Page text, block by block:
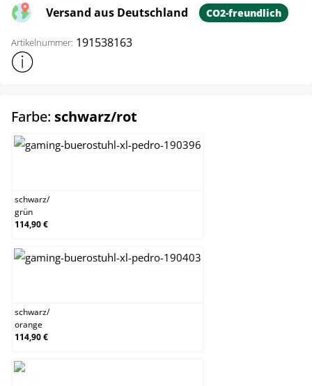
Versand aus Deutschland CO2-freundlich
Artikelnummer: 191538163
Weitere Produktinformationen anzeigen
Farbe: schwarz/rot
schwarz/
grün
114,90 €
schwarz/
orange
114,90 €